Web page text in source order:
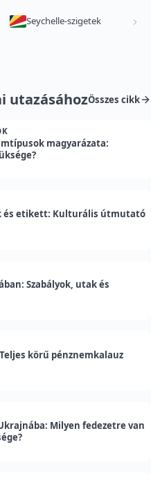
Seychelle-szigetek
utazásáhozÖsszes cikk
magyarázata:
és etikett: Kulturális útmutató
Szabályok, utak és
körű pénznemkalauz
Milyen fedezetre van